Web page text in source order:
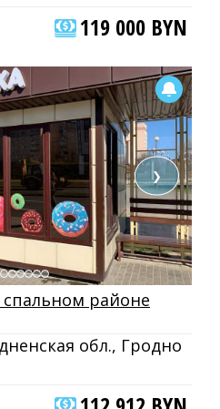
119 000 BYN
❯
районе
обл., Гродно